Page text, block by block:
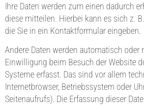
Ihre Daten werden zum einen dadurch
diese mitteilen. Hierbei kann es sich z.
die Sie in ein Kontaktformular eingeben.
Andere Daten werden automatisch oder
Einwilligung beim Besuch der Website
Systeme erfasst. Das sind vor allem
Internetbrowser, Betriebssystem oder
Seitenaufrufs). Die Erfassung dieser